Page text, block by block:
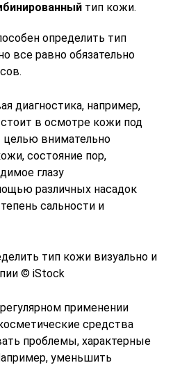
тип кожи.
определить тип
все равно обязательно
диагностика, например,
в осмотре кожи под
внимательно
состояние пор,
глазу
различных насадок
сальности и
тип кожи визуально и
© iStock
применении
средства
проблемы, характерные
уменьшить